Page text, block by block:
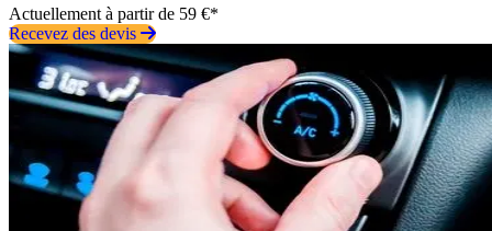
Actuellement à partir de 59 €*
Recevez des devis